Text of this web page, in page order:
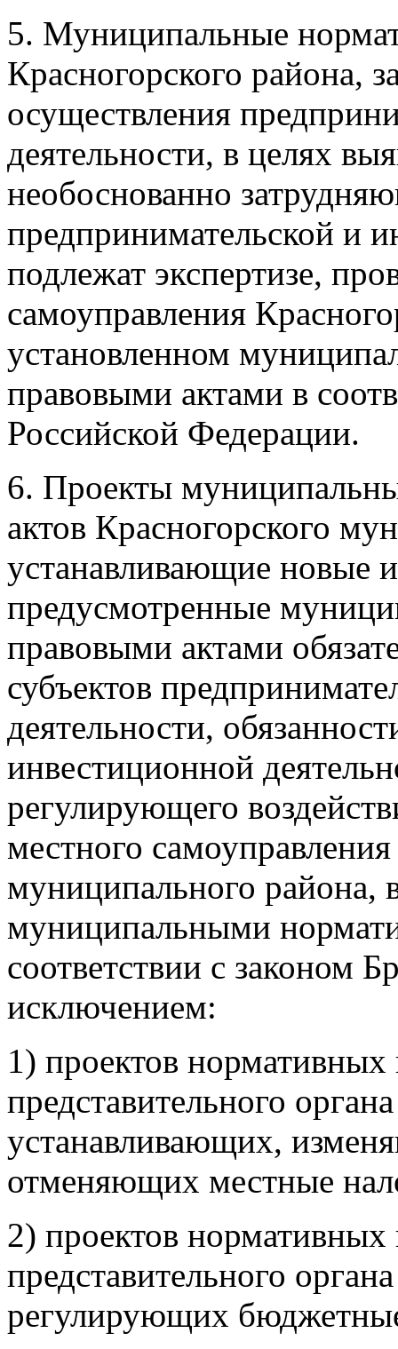
5. Муниципальные
Красногорского района,
осуществления
деятельности, в целях
необоснованно
предпринимательской и
подлежат экспертизе,
самоуправления
установленном
правовыми актами в
Российской Федерации.
6. Проекты
актов Красногорского
устанавливающие новые
предусмотренные
правовыми актами
субъектов
деятельности,
инвестиционной
регулирующего
местного
муниципального района,
муниципальными
соответствии с законом
исключением:
1) проектов нормативных
представительного
устанавливающих,
отменяющих местные
2) проектов нормативных
представительного
регулирующих